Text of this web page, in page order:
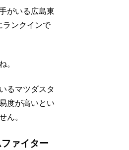
がいる広島東
ランクインで
。
るマツダスタ
度が高いとい
ん。
ァイター